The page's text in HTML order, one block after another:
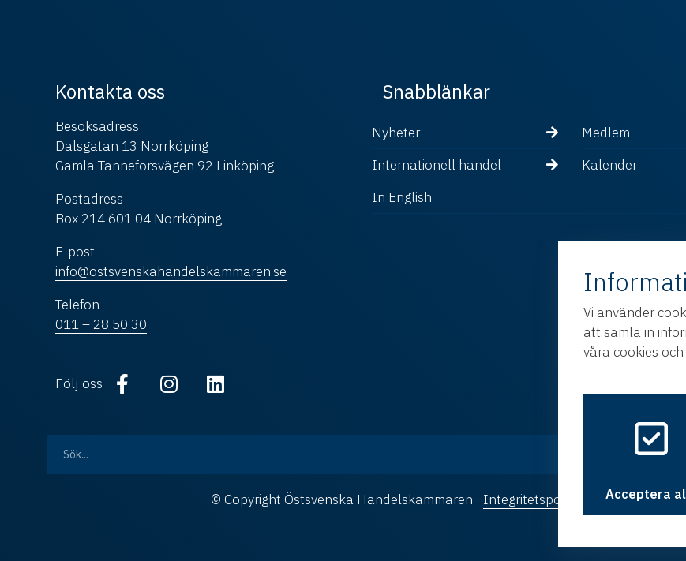
Kontakta oss
Besöksadress
Dalsgatan 13 Norrköping
Gamla Tanneforsvägen 92 Linköping
Postadress
Box 214 601 04 Norrköping
E-post
info@ostsvenskahandelskammaren.se
Telefon
011 – 28 50 30
Följ oss
Snabblänkar
Nyheter Medlem
Internationell handel
Kalender
In English
© Copyright Östsvenska Handelskammaren · Integritetspolicy Cookies·
Vi använder
att samla in
våra cookies
Acceptera